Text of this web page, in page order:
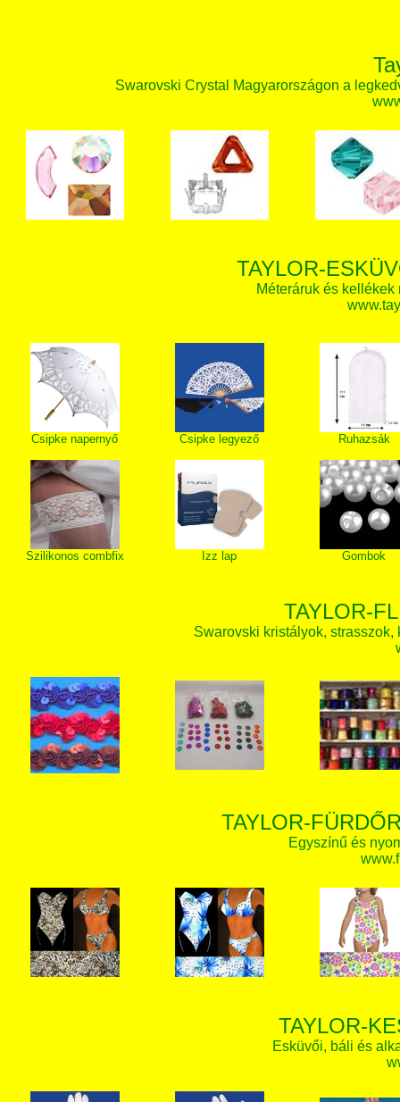
Swarovski Crystal Magyarországon a
TAYLOR-
Méteráruk és
Csipke napernyő Csipke legyező Ruhazsák
Szilikonos combfix Izz lap Gombok
TAYLOR-
Swarovski kristályok,
TAYLOR-
Egyszínű és
TAYLOR-
Esküvői, báli és